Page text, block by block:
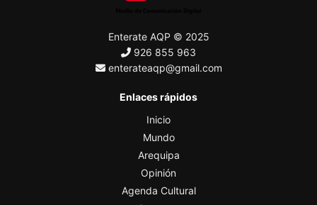
Enterate AQP © 2025
926 855 963
enterateaqp@gmail.com
Enlaces rápidos
Inicio
Mundo
Arequipa
Opinión
Agenda Cultural